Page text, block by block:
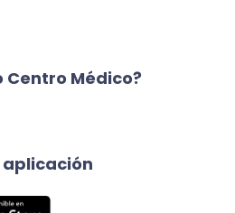
Centro Médico?